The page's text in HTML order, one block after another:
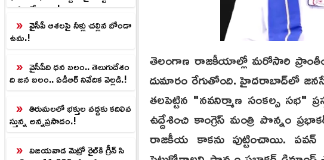
లన ఆదేశాలు..!
వైసీపీ ఆశలపై నీళ్లు చల్లిన బోండా
ఉమ.!
వైసీపీది ధన బలం.. తెలుగుదేశం
ది జన బలం.. ఏడీఆర్ నివేదిక వెల్లడి.!
తిరుమలలో భక్తుల వద్దకు కదిలివ
స్తున్న అన్నప్రసాదం.!
విజయవాడ మెట్రో రైల్‌కి గ్రీన్ సి
తెలంగాణ రాజకీయాల్లో మరోసారి
దుమారం రేగుతోంది. హైదరాబాద్‌లో
తలపెట్టిన "నవనిర్మాణ సంకల్ప సభ"
ఉద్దేశించి కాంగ్రెస్ మంత్రి పొన్నం
రాజకీయ కాకను పుట్టించాయి. పవన్